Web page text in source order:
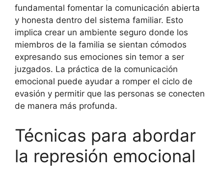
fundamental fomentar la comunicación abierta
y honesta dentro del sistema familiar. Esto
implica crear un ambiente seguro donde los
miembros de la familia se sientan cómodos
expresando sus emociones sin temor a ser
juzgados. La práctica de la comunicación
emocional puede ayudar a romper el ciclo de
evasión y permitir que las personas se conecten
de manera más profunda.
Técnicas para abordar
la represión emocional